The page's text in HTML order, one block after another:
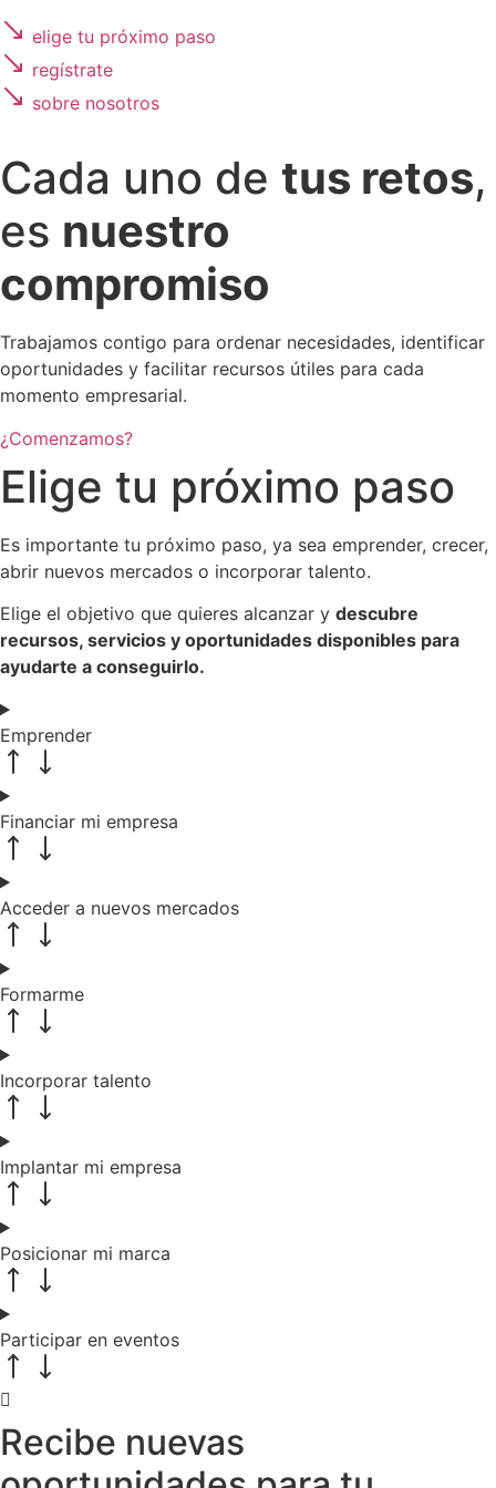
elige tu próximo paso
regístrate
sobre nosotros
Cada uno de tus retos,
es nuestro
compromiso
Trabajamos contigo para ordenar necesidades, identificar
oportunidades y facilitar recursos útiles para cada
momento empresarial.
¿Comenzamos?
Elige tu próximo paso
Es importante tu próximo paso, ya sea emprender, crecer,
abrir nuevos mercados o incorporar talento.
Elige el objetivo que quieres alcanzar y descubre
recursos, servicios y oportunidades disponibles para
ayudarte a conseguirlo.
Emprender
Financiar mi empresa
Acceder a nuevos mercados
Formarme
Incorporar talento
Implantar mi empresa
Posicionar mi marca
Participar en eventos
Recibe nuevas